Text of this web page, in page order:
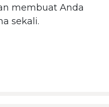
membuat Anda
sekali.